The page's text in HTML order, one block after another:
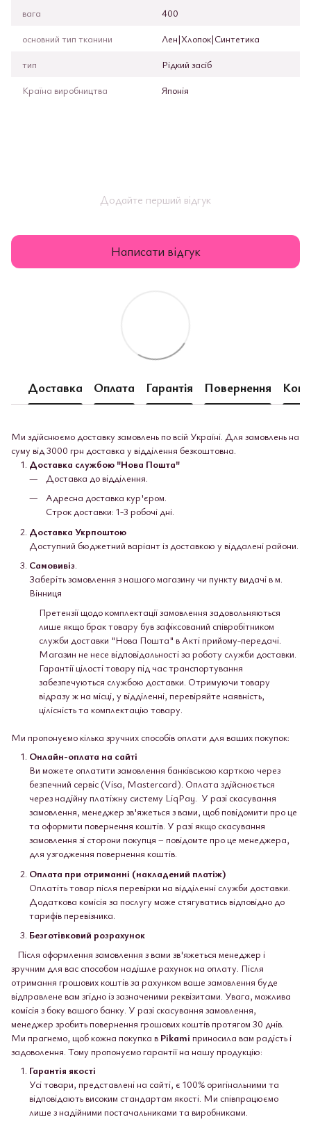
вага
400
основний тип тканини
Лен|Хлопок|Синтетика
тип
Рідкий засіб
Країна виробництва
Японія
Додайте перший відгук
Написати відгук
Доставка Оплата Гарантія Повернення
Ми здійснюємо доставку замовлень по всій Україні. Для замовлень на
суму від 3000 грн доставка у відділення безкоштовна.
Доставка службою "Нова Пошта"
Доставка до відділення.
Адресна доставка кур'єром.
Строк доставки: 1-3 робочі дні.
Доставка Укрпоштою
Доступний бюджетний варіант із доставкою у віддалені райони.
Самовивіз.
Заберіть замовлення з нашого магазину чи пункту видачі в м.
Вінниця
Претензії щодо комплектації замовлення задовольняються
лише якщо брак товару був зафіксований співробітником
служби доставки "Нова Пошта" в Акті прийому-передачі.
Магазин не несе відповідальності за роботу служби доставки.
Гарантії цілості товару під час транспортування
забезпечуються службою доставки. Отримуючи товару
відразу ж на місці, у відділенні, перевіряйте наявність,
цілісність та комплектацію товару.
Ми пропонуємо кілька зручних способів оплати для ваших покупок:
Онлайн-оплата на сайті
Ви можете оплатити замовлення банківською карткою через
безпечний сервіс (Visa, Mastercard). Оплата здійснюється
через надійну платіжну систему LiqPay. У разі скасування
замовлення, менеджер зв'яжеться з вами, щоб повідомити про це
та оформити повернення коштів. У разі якщо скасування
замовлення зі сторони покупця – повідомте про це менеджера,
для узгодження повернення коштів.
Оплата при отриманні (накладений платіж)
Оплатіть товар після перевірки на відділенні служби доставки.
Додаткова комісія за послугу може стягуватись відповідно до
тарифів перевізника.
Безготівковий розрахунок
Після оформлення замовлення з вами зв'яжеться менеджер і
зручним для вас способом надішле рахунок на оплату. Після
отримання грошових коштів за рахунком ваше замовлення буде
відправлене вам згідно із зазначеними реквізитами. Увага, можлива
комісія з боку вашого банку. У разі скасування замовлення,
менеджер зробить повернення грошових коштів протягом 30 днів.
Ми прагнемо, щоб кожна покупка в Pikami приносила вам радість і
задоволення. Тому пропонуємо гарантії на нашу продукцію:
Гарантія якості
Усі товари, представлені на сайті, є 100% оригінальними та
відповідають високим стандартам якості. Ми співпрацюємо
лише з надійними постачальниками та виробниками.